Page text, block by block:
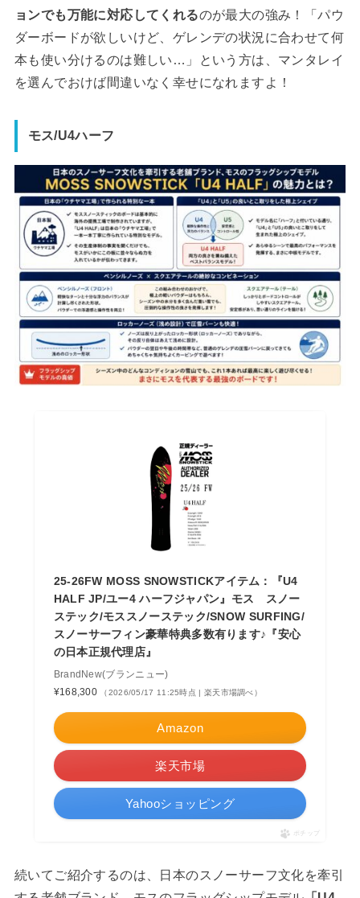
ョンでも万能に対応してくれるのが最大の強み！「パウ
ダーボードが欲しいけど、ゲレンデの状況に合わせて何
本も使い分けるのは難しい…」という方は、マンタレイ
を選んでおけば間違いなく幸せになれますよ！
モス/U4ハーフ
25-26FW MOSS SNOWSTICKアイテム：『U4
HALF JP/ユー4 ハーフジャパン』モス スノー
ステック/モススノーステック/SNOW SURFING/
スノーサーフィン豪華特典多数有ります♪『安心
の日本正規代理店』
BrandNew(ブランニュー)
¥168,300
（2026/05/17 11:25時点 | 楽天市場調べ）
Amazon
楽天市場
Yahooショッピング
ポチップ
続いてご紹介するのは、日本のスノーサーフ文化を牽引